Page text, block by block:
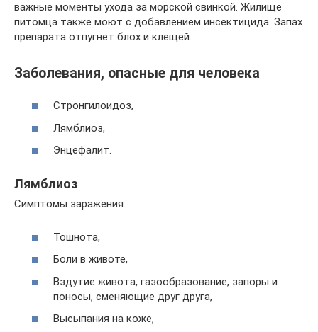
важные моменты ухода за морской свинкой. Жилище
питомца также моют с добавлением инсектицида. Запах
препарата отпугнет блох и клещей.
Заболевания, опасные для человека
Стронгилоидоз,
Лямблиоз,
Энцефалит.
Лямблиоз
Симптомы заражения:
Тошнота,
Боли в животе,
Вздутие живота, газообразование, запоры и
поносы, сменяющие друг друга,
Высыпания на коже,